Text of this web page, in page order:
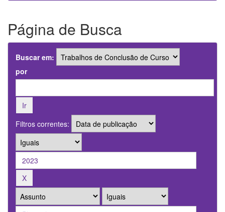
Página de Busca
Buscar em:
por
Filtros correntes: